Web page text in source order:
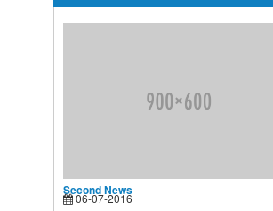
dưỡng và chăm sóc nhi, muốn
Lorem ipsum dolor sit amet,
Second News
06-07-2016